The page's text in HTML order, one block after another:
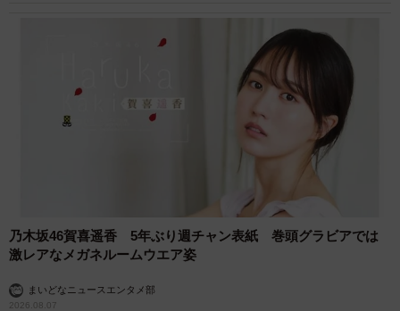
「おちり側から撮った。ただの餅だった」
「お山のはるか向こうに顔があるみたいな写真になった」
乃木坂46賀喜遥香 5年ぶり週チャン表紙 巻頭グラビアでは
激レアなメガネルームウエア姿
まいどなニュースエンタメ部
2026.08.07